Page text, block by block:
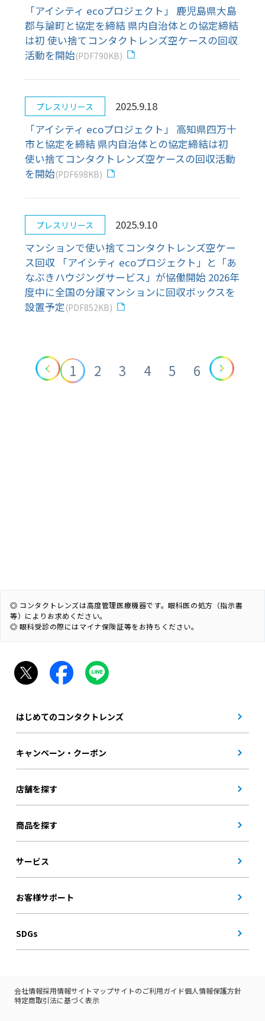
◎ コンタクトレンズは高度管理医療機器です。眼科医の処方（指示書
等）によりお求めください。
◎ 眼科受診の際にはマイナ保険証等をお持ちください。
はじめてのコンタクトレンズ
キャンペーン・クーポン
店舗を探す
商品を探す
サービス
お客様サポート
SDGs
会社情報採用情報サイトマップサイトのご利用ガイド個人情報保護方針
特定商取引法に基づく表示